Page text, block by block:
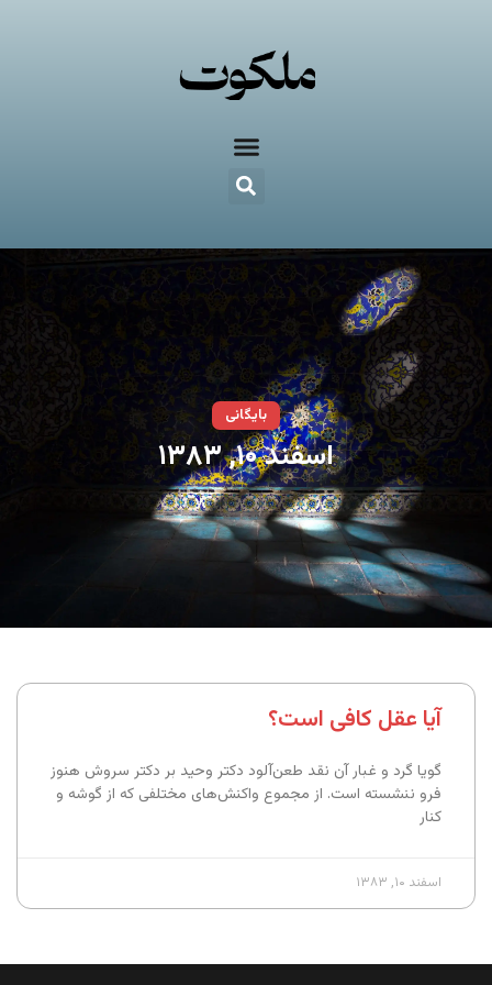
بایگانی
اسفند ۱۰, ۱۳۸۳
آیا عقل کافی است؟
گویا گرد و غبار آن نقد طعن‌آلود دکتر وحید بر دکتر سروش هنوز
فرو ننشسته است. از مجموع واکنش‌های مختلفی که از گوشه و
کنار
اسفند ۱۰, ۱۳۸۳